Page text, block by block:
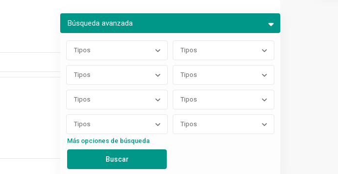
Búsqueda avanzada
Tipos Tipos
Tipos Tipos
Tipos Tipos
Tipos Tipos
Más opciones de búsqueda